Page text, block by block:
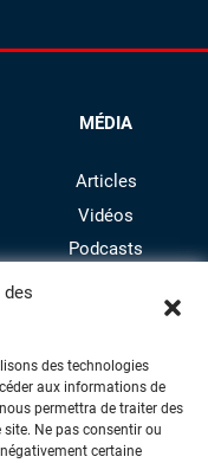
des
des technologies
aux informations de
permettra de traiter des
Ne pas consentir ou
certaine
MÉDIA
Articles
Vidéos
Podcasts